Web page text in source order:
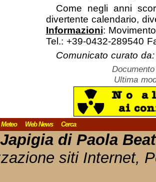
Come negli anni
divertente calendario,
Informazioni:
Tel.: +39-0432-289540
Comunicato curato
Ultima
Meteo Web News Cerca
Japigia di Paola
siti Internet,